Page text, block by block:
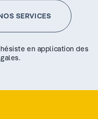
SERVICES
en application des